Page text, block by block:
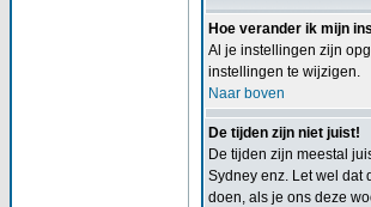
Hoe verander ik mijn
Al je instellingen zijn
instellingen te wijzigen.
Naar boven
De tijden zijn niet juist!
De tijden zijn meestal
Sydney enz. Let wel dat
doen, als je ons deze